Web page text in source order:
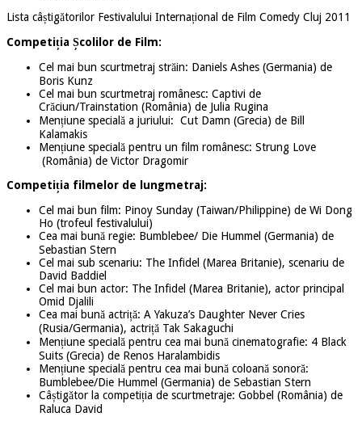
Lista câștigătorilor Festivalului Internațional de Film Comedy Cluj 2011
Competiția Școlilor de Film:
Cel mai bun scurtmetraj străin: Daniels Ashes (Germania) de
Boris Kunz
Cel mai bun scurtmetraj românesc: Captivi de
Crăciun/Trainstation (România) de Julia Rugina
Mențiune specială a juriului: Cut Damn (Grecia) de Bill
Kalamakis
Mențiune specială pentru un film românesc: Strung Love
(România) de Victor Dragomir
Competiția filmelor de lungmetraj:
Cel mai bun film: Pinoy Sunday (Taiwan/Philippine) de Wi Dong
Ho (trofeul festivalului)
Cea mai bună regie: Bumblebee/ Die Hummel (Germania) de
Sebastian Stern
Cel mai sub scenariu: The Infidel (Marea Britanie), scenariu de
David Baddiel
Cel mai bun actor: The Infidel (Marea Britanie), actor principal
Omid Djalili
Cea mai bună actriță: A Yakuza’s Daughter Never Cries
(Rusia/Germania), actriță Tak Sakaguchi
Mențiune specială pentru cea mai bună cinematografie: 4 Black
Suits (Grecia) de Renos Haralambidis
Mențiune specială pentru cea mai bună coloană sonoră:
Bumblebee/Die Hummel (Germania) de Sebastian Stern
Câștigător la competiția de scurtmetraje: Gobbel (România) de
Raluca David